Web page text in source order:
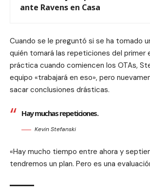
ante Ravens en Casa
Cuando se le preguntó si se ha tomado
quién tomará las repeticiones del primer
práctica cuando comiencen los OTAs,
equipo «trabajará en eso», pero
sacar conclusiones drásticas.
Hay muchas repeticiones.
Kevin Stefanski
«Hay mucho tiempo entre ahora y
tendremos un plan. Pero es una